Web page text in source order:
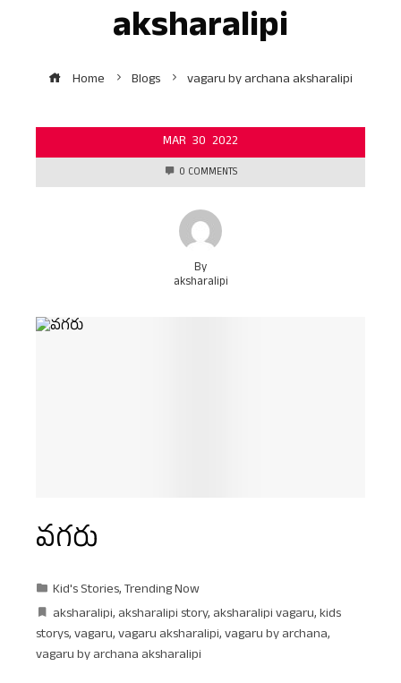
aksharalipi
Home Blogs vagaru by archana aksharalipi
MAR 30 2022
0 COMMENTS
By
aksharalipi
వగరు
Kid's Stories,Trending Now
aksharalipi, aksharalipi story, aksharalipi vagaru,kids
storys,vagaru,vagaru aksharalipi,vagaru by archana,
vagaru by archana aksharalipi